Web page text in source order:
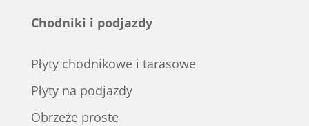
Chodniki i podjazdy
Płyty chodnikowe i tarasowe
Płyty na podjazdy
Obrzeże proste